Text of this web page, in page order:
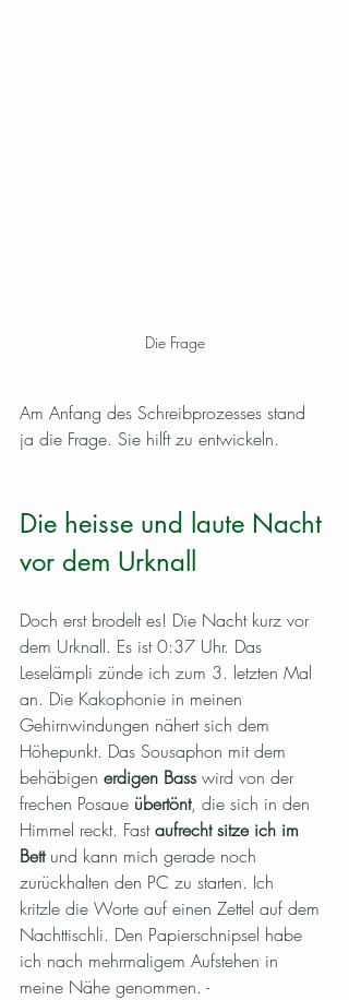
Die Frage
Am Anfang des Schreibprozesses stand
ja die Frage. Sie hilft zu entwickeln.
Die heisse und laute Nacht
vor dem Urknall
Doch erst brodelt es! Die Nacht kurz vor
dem Urknall. Es ist 0:37 Uhr. Das
Leselämpli zünde ich zum 3. letzten Mal
an. Die Kakophonie in meinen
Gehirnwindungen nähert sich dem
Höhepunkt. Das Sousaphon mit dem
behäbigen erdigen Bass wird von der
frechen Posaue übertönt, die sich in den
Himmel reckt. Fast aufrecht sitze ich im
Bett und kann mich gerade noch
zurückhalten den PC zu starten. Ich
kritzle die Worte auf einen Zettel auf dem
Nachttischli. Den Papierschnipsel habe
ich nach mehrmaligem Aufstehen in
meine Nähe genommen. -